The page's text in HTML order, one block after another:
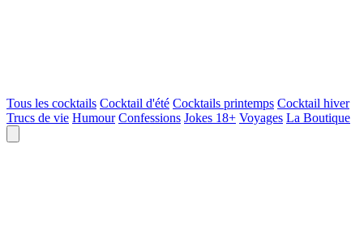
Tous les cocktails Cocktail d'été Cocktails printemps Cocktail hiver
Trucs de vie Humour Confessions Jokes 18+ Voyages La Boutique